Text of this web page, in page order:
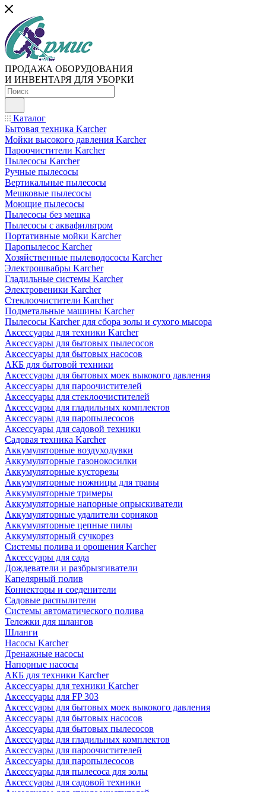
ПРОДАЖА ОБОРУДОВАНИЯ
И ИНВЕНТАРЯ ДЛЯ УБОРКИ
Каталог
Бытовая техника Karcher
Мойки высокого давления Karcher
Пароочистители Karcher
Пылесосы Karcher
Ручные пылесосы
Вертикальные пылесосы
Мешковые пылесосы
Моющие пылесосы
Пылесосы без мешка
Пылесосы с аквафильтром
Портативные мойки Karcher
Паропылесос Karcher
Хозяйственные пылеводососы Karcher
Электрошвабры Karcher
Гладильные системы Karcher
Электровеники Karcher
Стеклоочистители Karcher
Подметальные машины Karcher
Пылесосы Karcher для сбора золы и сухого мысора
Аксессуары для техники Karcher
Аксессуары для бытовых пылесосов
Аксессуары для бытовых насосов
АКБ для бытовой техники
Аксессуары для бытовых моек выкокого давления
Аксессуары для пароочистителей
Аксессуары для стеклоочистителей
Аксессуары для гладильных комплектов
Аксессуары для паропылесосов
Аксессуары для садовой техники
Садовая техника Karcher
Аккумуляторные воздуходувки
Аккумуляторные газонокосилки
Аккумуляторные кусторезы
Аккумуляторные ножницы для травы
Аккумуляторные тримеры
Аккумуляторные напорные опрыскиватели
Аккумуляторные удалители сорняков
Аккумуляторные цепные пилы
Аккумуляторный сучкорез
Системы полива и орошения Karcher
Аксессуары для сада
Дождеватели и разбрызгиватели
Капелярный полив
Коннекторы и соеденители
Садовые распылители
Системы автоматического полива
Тележки для шлангов
Шланги
Насосы Karcher
Дренажные насосы
Напорные насосы
АКБ для техники Karcher
Аксессуары для техники Karcher
Аксессуары для FP 303
Аксессуары для бытовых моек выкокого давления
Аксессуары для бытовых насосов
Аксессуары для бытовых пылесосов
Аксессуары для гладильных комплектов
Аксессуары для пароочистителей
Аксессуары для паропылесосов
Аксессуары для пылесоса для золы
Аксессуары для садовой техники